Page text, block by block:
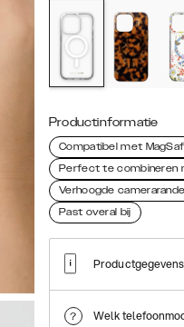
Productinformatie
Compatibel met
Perfect te combineren
Verhoogde
Past overal bij
Productgegevens
Welk